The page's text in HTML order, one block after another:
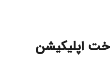
اپلیکیشن